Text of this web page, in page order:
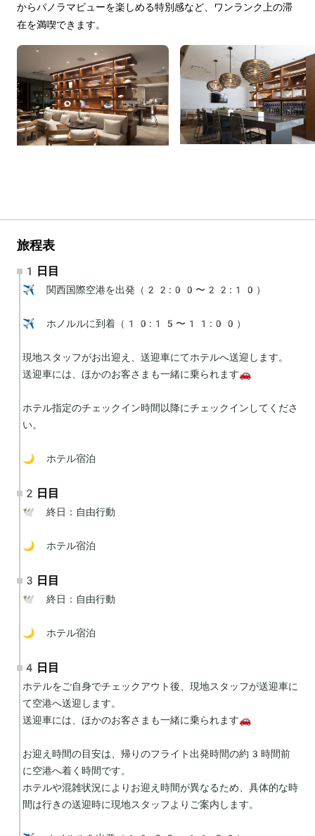
からパノラマビューを楽しめる特別感など、ワンランク上の滞
在を満喫できます。
旅程表
1日目
✈️ 関西国際空港を出発（22:00〜22:10）
✈️ ホノルルに到着（10:15〜11:00）
現地スタッフがお出迎え、送迎車にてホテルへ送迎します。
送迎車には、ほかのお客さまも一緒に乗られます🚗
ホテル指定のチェックイン時間以降にチェックインしてくださ
い。
🌙 ホテル宿泊
2日目
🕊 終日：自由行動
🌙 ホテル宿泊
3日目
🕊 終日：自由行動
🌙 ホテル宿泊
4日目
ホテルをご自身でチェックアウト後、現地スタッフが送迎車に
て空港へ送迎します。
送迎車には、ほかのお客さまも一緒に乗られます🚗
お迎え時間の目安は、帰りのフライト出発時間の約3時間前
に空港へ着く時間です。
ホテルや混雑状況によりお迎え時間が異なるため、具体的な時
間は行きの送迎時に現地スタッフよりご案内します。